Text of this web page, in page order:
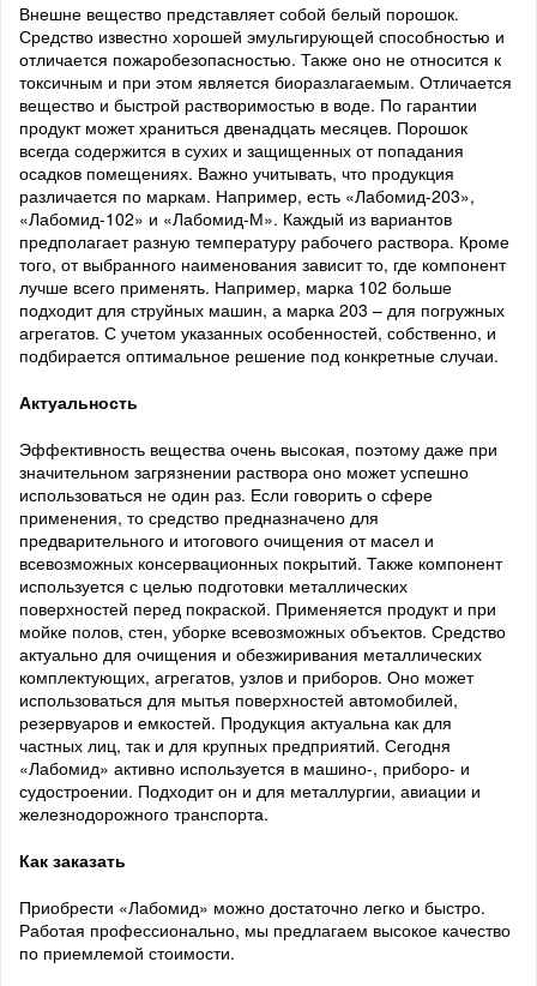
Внешне вещество представляет собой белый порошок.
Средство известно хорошей эмульгирующей способностью и
отличается пожаробезопасностью. Также оно не относится к
токсичным и при этом является биоразлагаемым. Отличается
вещество и быстрой растворимостью в воде. По гарантии
продукт может храниться двенадцать месяцев. Порошок
всегда содержится в сухих и защищенных от попадания
осадков помещениях. Важно учитывать, что продукция
различается по маркам. Например, есть «Лабомид-203»,
«Лабомид-102» и «Лабомид-М». Каждый из вариантов
предполагает разную температуру рабочего раствора. Кроме
того, от выбранного наименования зависит то, где компонент
лучше всего применять. Например, марка 102 больше
подходит для струйных машин, а марка 203 – для погружных
агрегатов. С учетом указанных особенностей, собственно, и
подбирается оптимальное решение под конкретные случаи.
Актуальность
Эффективность вещества очень высокая, поэтому даже при
значительном загрязнении раствора оно может успешно
использоваться не один раз. Если говорить о сфере
применения, то средство предназначено для
предварительного и итогового очищения от масел и
всевозможных консервационных покрытий. Также компонент
используется с целью подготовки металлических
поверхностей перед покраской. Применяется продукт и при
мойке полов, стен, уборке всевозможных объектов. Средство
актуально для очищения и обезжиривания металлических
комплектующих, агрегатов, узлов и приборов. Оно может
использоваться для мытья поверхностей автомобилей,
резервуаров и емкостей. Продукция актуальна как для
частных лиц, так и для крупных предприятий. Сегодня
«Лабомид» активно используется в машино-, приборо- и
судостроении. Подходит он и для металлургии, авиации и
железнодорожного транспорта.
Как заказать
Приобрести «Лабомид» можно достаточно легко и быстро.
Работая профессионально, мы предлагаем высокое качество
по приемлемой стоимости.